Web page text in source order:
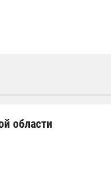
области